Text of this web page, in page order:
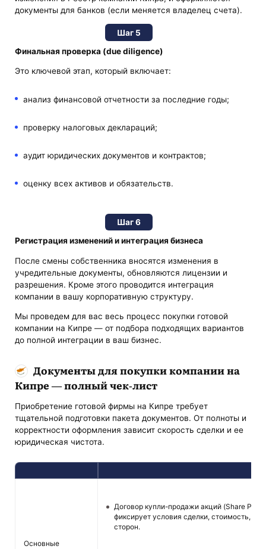
документы для банков (если меняется владелец счета).
Шаг 5
Финальная проверка (due diligence)
Это ключевой этап, который включает:
анализ финансовой отчетности за последние годы;
проверку налоговых деклараций;
аудит юридических документов и контрактов;
оценку всех активов и обязательств.
Шаг 6
Регистрация изменений и интеграция бизнеса
После смены собственника вносятся изменения в
учредительные документы, обновляются лицензии и
разрешения. Кроме этого проводится интеграция
компании в вашу корпоративную структуру.
Мы проведем для вас весь процесс покупки готовой
компании на Кипре — от подбора подходящих вариантов
до полной интеграции в ваш бизнес.
Документы для покупки компании на
Кипре — полный чек-лист
Приобретение готовой фирмы на Кипре требует
тщательной подготовки пакета документов. От полноты и
корректности оформления зависит скорость сделки и ее
юридическая чистота.
Основные
Договор купли-продажи акций (Share
фиксирует условия сделки, стоимость,
сторон.